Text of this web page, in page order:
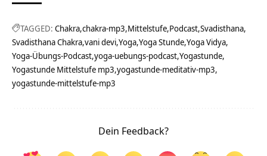
TAGGED: Chakra chakra-mp3 Mittelstufe Podcast Svadisthana
Svadisthana Chakra vani devi Yoga Yoga Stunde Yoga Vidya
Yoga-Übungs-Podcast yoga-uebungs-podcast Yogastunde
Yogastunde Mittelstufe mp3 yogastunde-meditativ-mp3
yogastunde-mittelstufe-mp3
Dein Feedback?